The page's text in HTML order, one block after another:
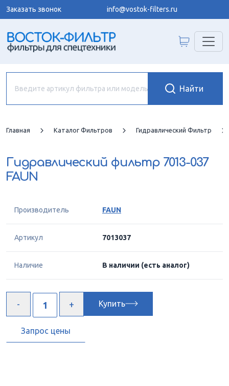
Заказать звонок info@vostok-filters.ru
Главная Каталог Фильтров Гидравлический Фильтр
Гидравлический фильтр 7013-037
FAUN
Производитель FAUN
Артикул 7013037
Наличие В наличии (есть аналог)
Купить
Запрос цены